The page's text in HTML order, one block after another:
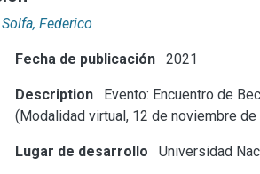
Federico
Fecha de publicación 2021
Description
Evento: Encuentro de
(Modalidad virtual, 12 de noviembre
Lugar de desarrollo Universidad